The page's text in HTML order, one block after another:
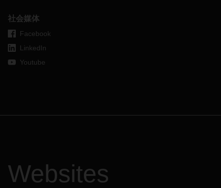
社会媒体
Facebook
LinkedIn
Youtube
Websites